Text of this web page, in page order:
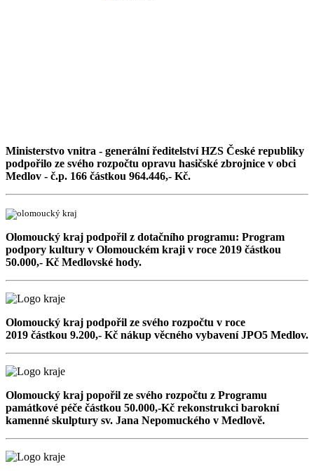
Ministerstvo vnitra - generální ředitelství HZS České republiky
podpořilo ze svého rozpočtu opravu hasičské zbrojnice v obci
Medlov - č.p. 166 částkou 964.446,- Kč.
Olomoucký kraj podpořil z dotačního programu: Program
podpory kultury v Olomouckém kraji v roce 2019 částkou
50.000,- Kč Medlovské hody.
Olomoucký kraj podpořil ze svého rozpočtu v roce
2019 částkou 9.200,- Kč nákup věcného vybavení JPO5 Medlov.
Olomoucký kraj popořil ze svého rozpočtu z Programu
památkové péče částkou 50.000,-Kč rekonstrukci barokní
kamenné skulptury sv. Jana Nepomuckého v Medlově.